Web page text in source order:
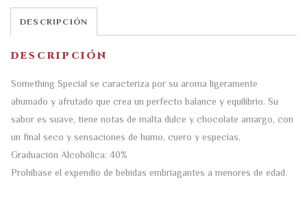
DESCRIPCIÓN
DESCRIPCIÓN
Something Special se caracteriza por su aroma ligeramente
ahumado y afrutado que crea un perfecto balance y equilibrio. Su
sabor es suave, tiene notas de malta dulce y chocolate amargo, con
un final seco y sensaciones de humo, cuero y especias.
Graduación Alcohólica: 40%
Prohíbase el expendio de bebidas embriagantes a menores de edad.